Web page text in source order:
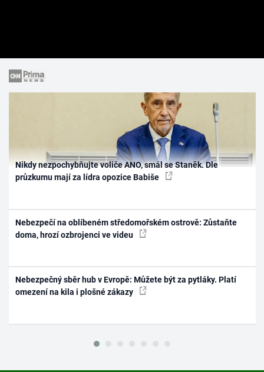
Nikdy nezpochybňujte voliče ANO, smál se Staněk. Dle
průzkumu mají za lídra opozice Babiše
Nebezpečí na oblíbeném středomořském ostrově: Zůstaňte
doma, hrozí ozbrojenci ve videu
Nebezpečný sběr hub v Evropě: Můžete být za pytláky. Platí
omezení na kila i plošné zákazy